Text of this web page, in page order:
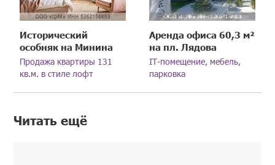
Исторический
особняк на Минина
Продажа квартиры 131
кв.м. в стиле лофт
Аренда офиса 60,3 м²
на пл. Лядова
IT-помещение, мебель,
парковка
Читать ещё